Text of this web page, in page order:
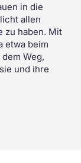
in die
allen
zu haben. Mit
etwa beim
Weg,
und ihre